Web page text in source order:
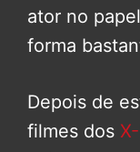
ator no
forma
Depois de
filmes dos